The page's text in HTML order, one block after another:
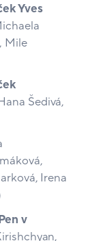
Yves
Mile
Šedivá,
Irena
v